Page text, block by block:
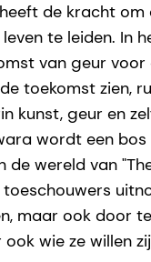
de kracht
te leiden. In
van geur
toekomst zien,
kunst, geur en
wordt een
wereld van
maar ook door
wie ze willen